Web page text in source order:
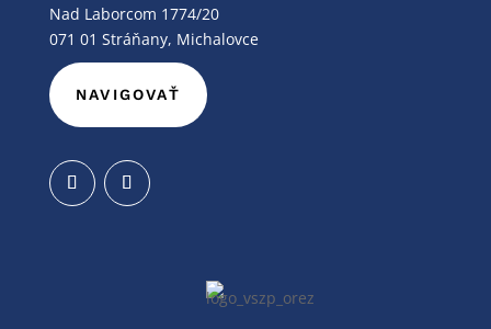
Nad Laborcom 1774/20
071 01 Stráňany, Michalovce
NAVIGOVAŤ